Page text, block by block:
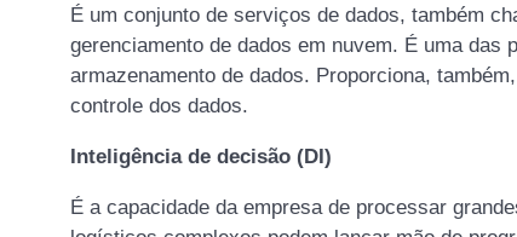
É um conjunto de serviços de dados, também
gerenciamento de dados em nuvem. É uma
armazenamento de dados. Proporciona,
controle dos dados.
Inteligência de decisão (DI)
É a capacidade da empresa de processar